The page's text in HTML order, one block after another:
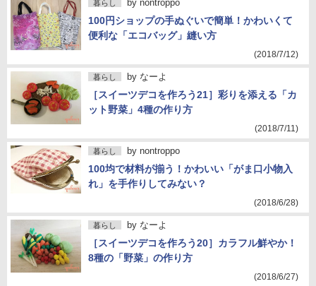
暮らし by nontroppo
100円ショップの手ぬぐいで簡単！かわいくて
便利な「エコバッグ」縫い方
(2018/7/12)
暮らし by なーよ
［スイーツデコを作ろう21］彩りを添える「カ
ット野菜」4種の作り方
(2018/7/11)
暮らし by nontroppo
100均で材料が揃う！かわいい「がま口小物入
れ」を手作りしてみない？
(2018/6/28)
暮らし by なーよ
［スイーツデコを作ろう20］カラフル鮮やか！
8種の「野菜」の作り方
(2018/6/27)